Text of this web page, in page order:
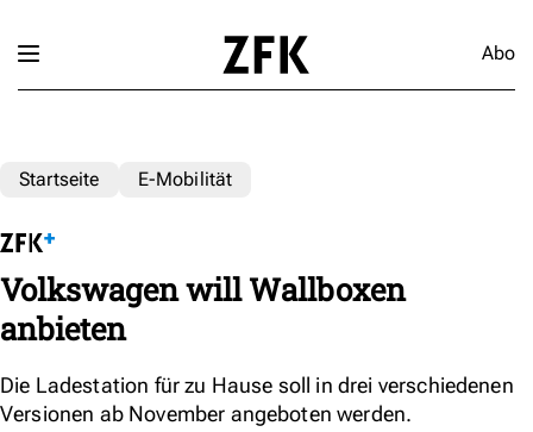
Abo
Startseite E-Mobilität
Volkswagen will Wallboxen
anbieten
Die Ladestation für zu Hause soll in drei verschiedenen
Versionen ab November angeboten werden.